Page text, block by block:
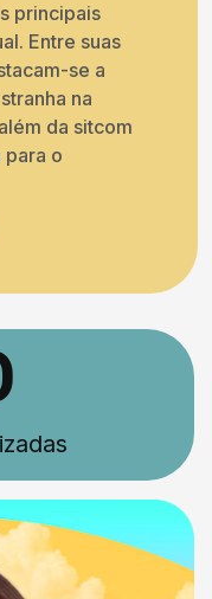
principais
Entre suas
se a
na
da sitcom
o